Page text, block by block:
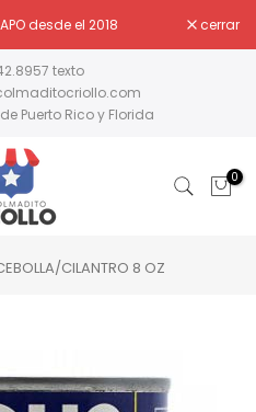
desde el 2018 cerrar
texto
Puerto Rico y Florida
0
CILANTRO 8 OZ